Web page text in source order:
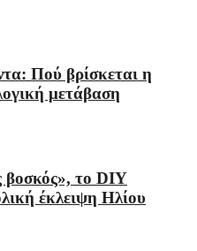
Πού βρίσκεται η
μετάβαση
βοσκός», το DIY
έκλειψη Ηλίου